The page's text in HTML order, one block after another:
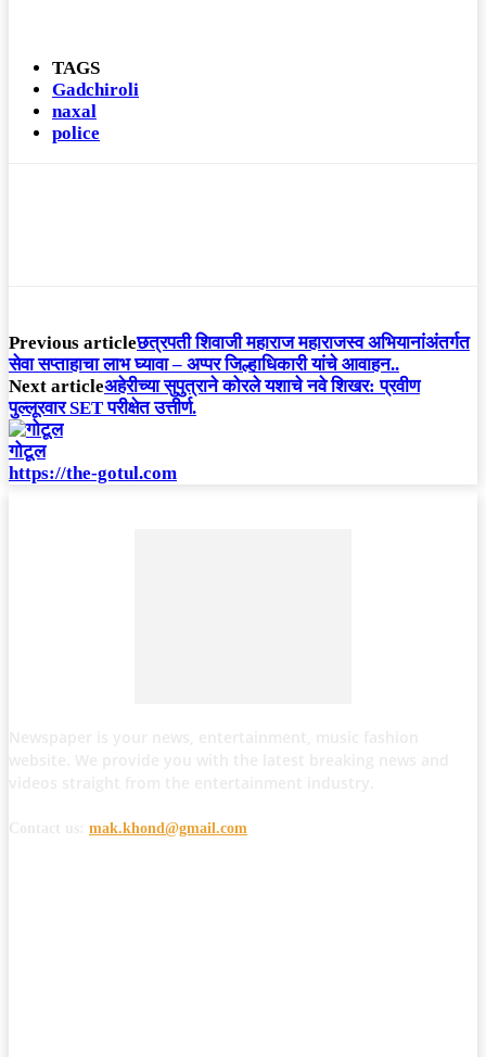
TAGS
Gadchiroli
naxal
police
Previous articleछत्रपती शिवाजी महाराज महाराजस्व अभियानांअंतर्गत
सेवा सप्ताहाचा लाभ घ्यावा – अप्पर जिल्हाधिकारी यांचे आवाहन..
Next articleअहेरीच्या सुपुत्राने कोरले यशाचे नवे शिखर: प्रवीण
पुल्लूरवार SET परीक्षेत उत्तीर्ण.
गोटूल
https://the-gotul.com
mak.khond@gmail.com